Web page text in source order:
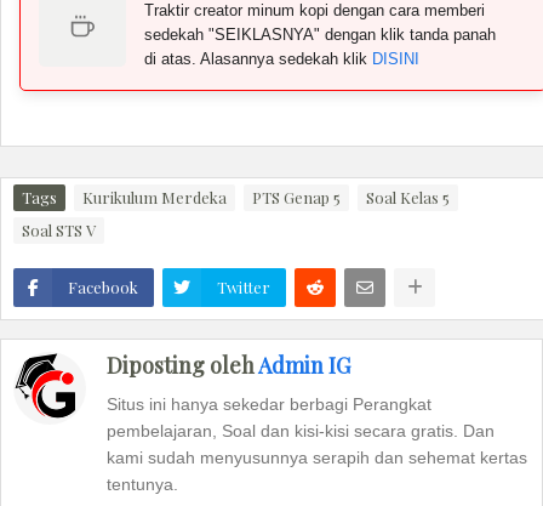
Traktir creator minum kopi dengan cara memberi
sedekah "SEIKLASNYA" dengan klik tanda panah
di atas. Alasannya sedekah klik DISINI
Tags Kurikulum Merdeka PTS Genap 5
Soal Kelas 5
Soal STS V
Facebook Twitter
Diposting olehAdmin IG
Situs ini hanya sekedar berbagi Perangkat
pembelajaran, Soal dan kisi-kisi secara gratis. Dan
kami sudah menyusunnya serapih dan sehemat kertas
tentunya.